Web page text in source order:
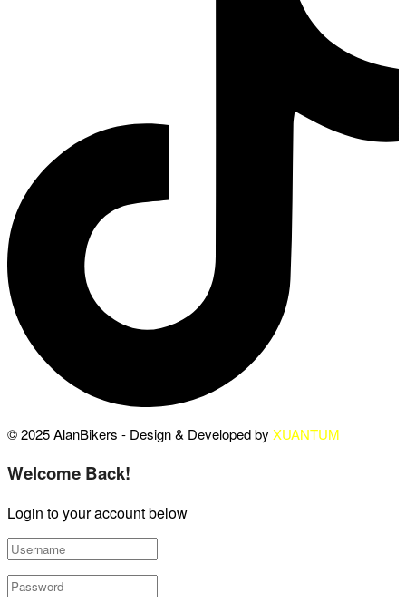
© 2025 AlanBikers - Design & Developed by XUANTUM
Welcome Back!
Login to your account below